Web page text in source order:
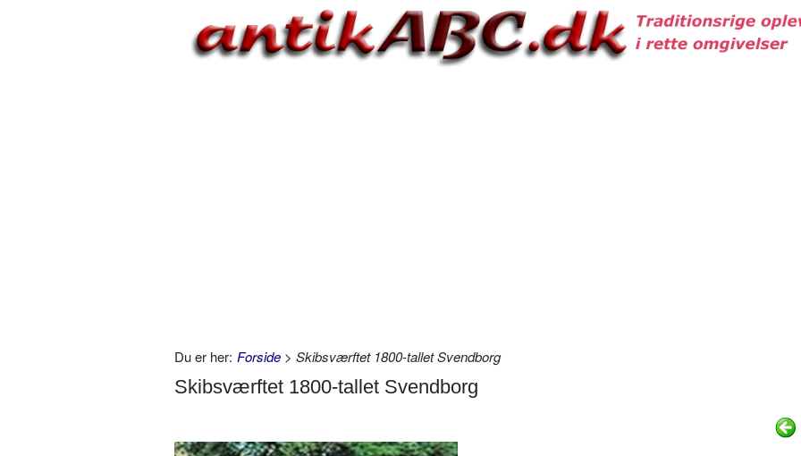
Du er her: Forside > Skibsværftet 1800-tallet Svendborg
Skibsværftet 1800-tallet Svendborg